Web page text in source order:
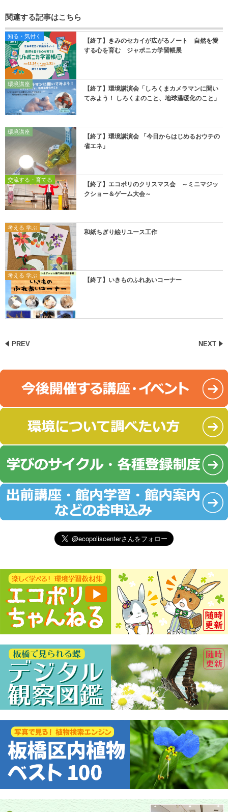
関連する記事はこちら
知る・気付く
【終了】きみのセカイが広がるノート 自然を愛
する心を育む ジャポニカ学習帳展
環境講座
【終了】環境講演会「しろくまカメラマンに聞い
てみよう！ しろくまのこと、地球温暖化のこと」
環境講座
【終了】環境講演会 「今日からはじめるおウチの
省エネ」
交流する・育てる
【終了】エコポリのクリスマス会 ～ミニマジッ
クショー＆ゲーム大会～
考える 学ぶ
和紙ちぎり絵リユース工作
考える 学ぶ
【終了】いきものふれあいコーナー
PREV NEXT